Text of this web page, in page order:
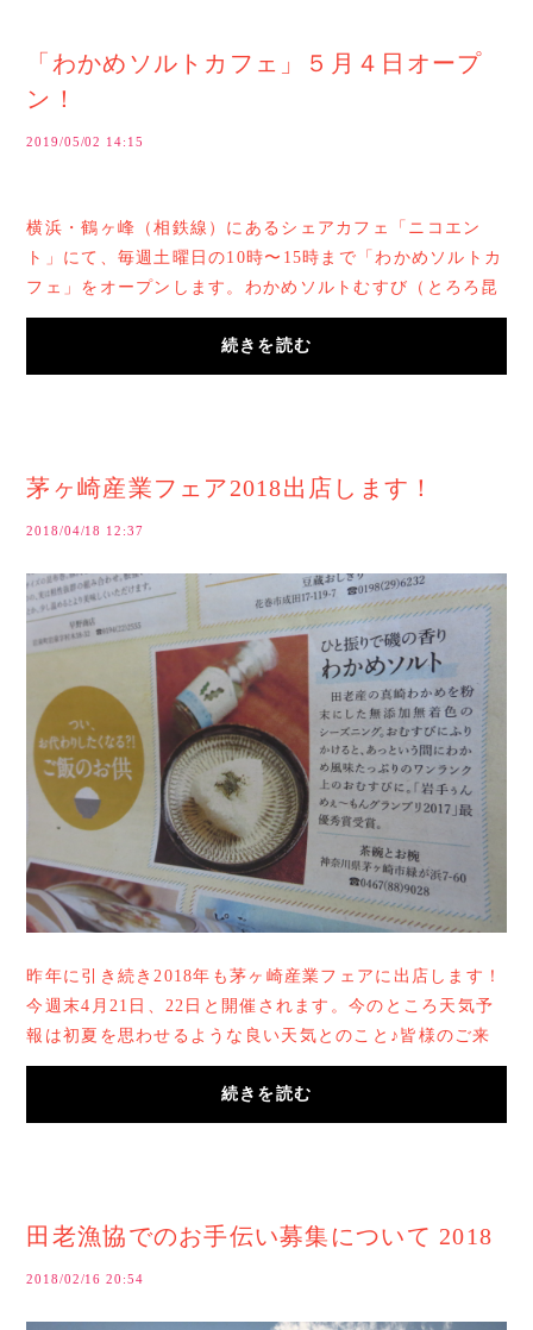
「わかめソルトカフェ」５月４日オープ
ン！
2019/05/02 14:15
横浜・鶴ヶ峰（相鉄線）にあるシェアカフェ「ニコエン
ト」にて、毎週土曜日の10時〜15時まで「わかめソルトカ
フェ」をオープンします。わかめソルトむすび（とろろ昆
布のお吸い物付き）や、湘南辻堂サーファー通...
続きを読む
茅ヶ崎産業フェア2018出店します！
2018/04/18 12:37
昨年に引き続き2018年も茅ヶ崎産業フェアに出店します！
今週末4月21日、22日と開催されます。今のところ天気予
報は初夏を思わせるような良い天気とのこと♪皆様のご来
店お待ちしております！http://www.chigasaki...
続きを読む
田老漁協でのお手伝い募集について 2018
2018/02/16 20:54